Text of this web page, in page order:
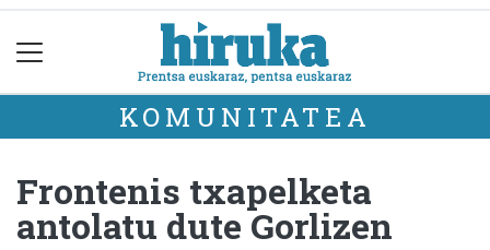
KOMUNITATEA
Frontenis txapelketa
antolatu dute Gorlizen